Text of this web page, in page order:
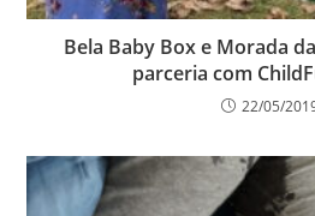
Bela Baby Box e Morada
parceria com
22/05/